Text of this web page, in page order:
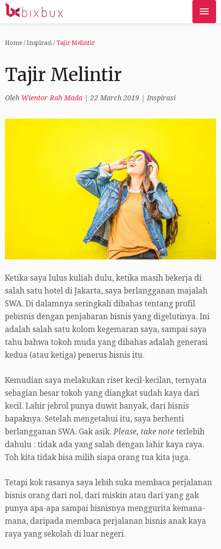
Home / Inspirasi / Tajir Melintir
Tajir Melintir
Oleh Wientor Rah Mada 22 March 2019 Inspirasi
Ketika saya lulus kuliah dulu, ketika masih bekerja di
salah satu hotel di Jakarta, saya berlangganan majalah
SWA. Di dalamnya seringkali dibahas tentang profil
pebisnis dengan penjabaran bisnis yang digelutinya. Ini
adalah salah satu kolom kegemaran saya, sampai saya
tahu bahwa tokoh muda yang dibahas adalah generasi
kedua (atau ketiga) penerus bisnis itu.
Kemudian saya melakukan riset kecil-kecilan, ternyata
sebagian besar tokoh yang diangkat sudah kaya dari
kecil. Lahir jebrol punya duwit banyak, dari bisnis
bapaknya. Setelah mengetahui itu, saya berhenti
berlangganan SWA. Gak asik.Please, take note terlebih
dahulu : tidak ada yang salah dengan lahir kaya raya.
Toh kita tidak bisa milih siapa orang tua kita juga.
Tetapi kok rasanya saya lebih suka membaca perjalanan
bisnis orang dari nol, dari miskin atau dari yang gak
punya apa-apa sampai bisnisnya menggurita kemana-
mana, daripada membaca perjalanan bisnis anak kaya
raya yang sekolah di luar negeri.